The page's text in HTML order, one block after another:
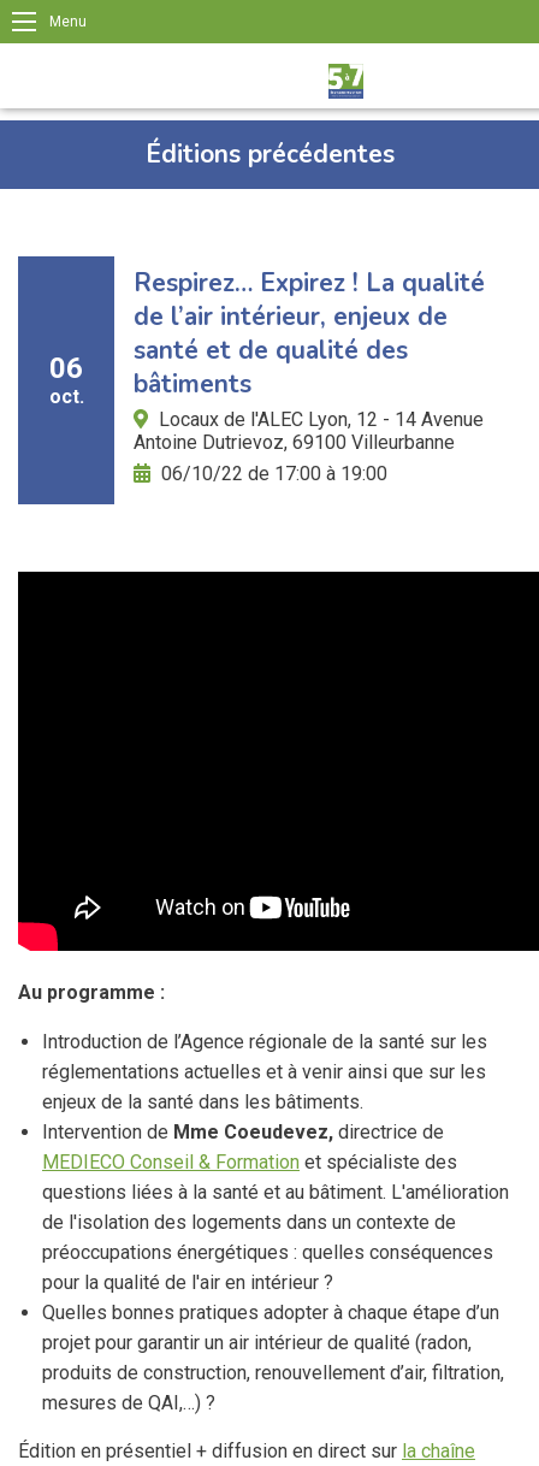
Menu
Éditions précédentes
06
oct.
Respirez… Expirez ! La qualité
de l’air intérieur, enjeux de
santé et de qualité des
bâtiments
Locaux de l'ALEC Lyon, 12 - 14 Avenue
Antoine Dutrievoz, 69100 Villeurbanne
06/10/22 de 17:00 à 19:00
Au programme :
Introduction de l’Agence régionale de la santé sur les
réglementations actuelles et à venir ainsi que sur les
enjeux de la santé dans les bâtiments.
Intervention de Mme Coeudevez, directrice de
MEDIECO Conseil & Formation et spécialiste des
questions liées à la santé et au bâtiment. L'amélioration
de l'isolation des logements dans un contexte de
préoccupations énergétiques : quelles conséquences
pour la qualité de l'air en intérieur ?
Quelles bonnes pratiques adopter à chaque étape d’un
projet pour garantir un air intérieur de qualité (radon,
produits de construction, renouvellement d’air, filtration,
mesures de QAI,…) ?
Édition en présentiel + diffusion en direct sur la chaîne